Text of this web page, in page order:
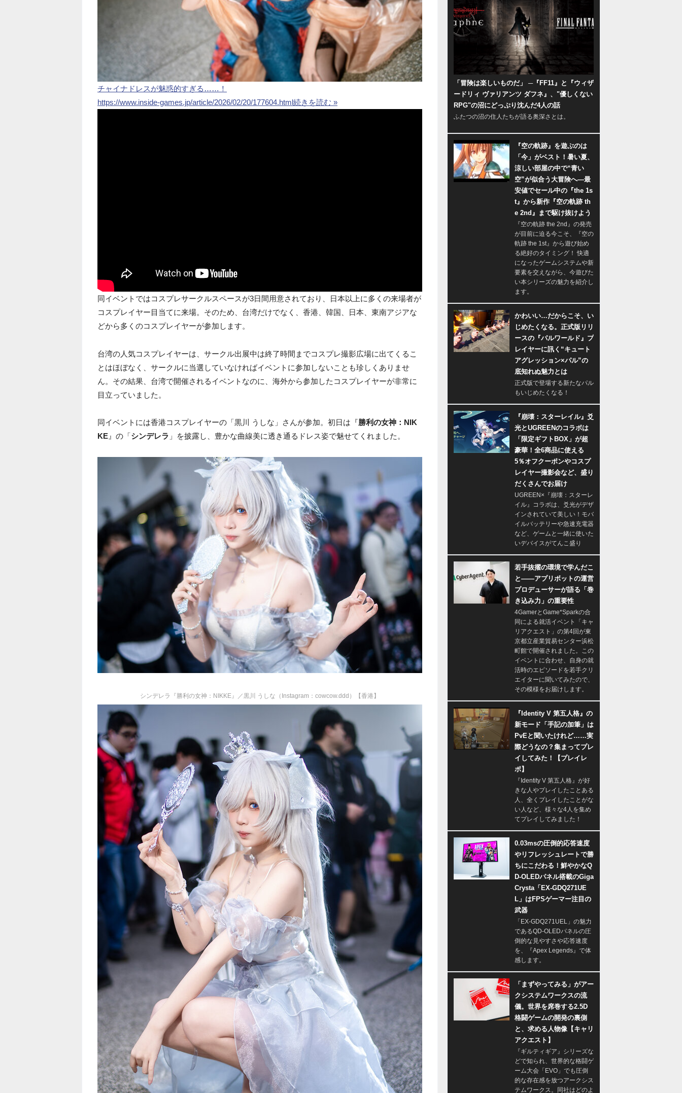
チャイナドレスが魅惑的すぎる……！
https://www.inside-games.jp/article/2026/02/20/177604.html続きを読む »
同イベントではコスプレサークルスペースが3日間用意されており、日本以上に多くの来場者が
コスプレイヤー目当てに来場。そのため、台湾だけでなく、香港、韓国、日本、東南アジアな
どから多くのコスプレイヤーが参加します。
台湾の人気コスプレイヤーは、サークル出展中は終了時間までコスプレ撮影広場に出てくるこ
とはほぼなく、サークルに当選していなければイベントに参加しないことも珍しくありませ
ん。その結果、台湾で開催されるイベントなのに、海外から参加したコスプレイヤーが非常に
目立っていました。
同イベントには香港コスプレイヤーの「黒川 うしな」さんが参加。初日は『勝利の女神：NIK
KE 』の「シンデレラ 」を披露し、豊かな曲線美に透き通るドレス姿で魅せてくれました。
シンデレラ『勝利の女神：NIKKE』／黒川 うしな（Instagram：cowcow.ddd）【香港】
「冒険は楽しいものだ」 ─『FF11』と『ウィザ
ードリィ ヴァリアンツ ダフネ』、"優しくない
RPG"の沼にどっぷり沈んだ4人の話
ふたつの沼の住人たちが語る奥深さとは。
『空の軌跡』を遊ぶのは
「今」がベスト！暑い夏、
涼しい部屋の中で“青い
空”が似合う大冒険へ―最
安値でセール中の『the 1s
t』から新作『空の軌跡 th
e 2nd』まで駆け抜けよう
『空の軌跡 the 2nd』の発売
が目前に迫る今こそ、『空の
軌跡 the 1st』から遊び始め
る絶好のタイミング！ 快適
になったゲームシステムや新
要素を交えながら、今遊びた
い本シリーズの魅力を紹介し
ます。
かわいい…だからこそ、い
じめたくなる。正式版リリ
ースの『パルワールド』プ
レイヤーに訊く“キュート
アグレッション×パル”の
底知れぬ魅力とは
正式版で登場する新たなパル
もいじめたくなる！
『崩壊：スターレイル』爻
光とUGREENのコラボは
「限定ギフトBOX」が超
豪華！全6商品に使える
5％オフクーポンやコスプ
レイヤー撮影会など、盛り
だくさんでお届け
UGREEN×『崩壊：スターレ
イル』コラボは、爻光がデザ
インされていて美しい！モバ
イルバッテリーや急速充電器
など、ゲームと一緒に使いた
いデバイスがてんこ盛り
若手抜擢の環境で学んだこ
と――アプリボットの運営
プロデューサーが語る「巻
き込み力」の重要性
4GamerとGame*Sparkの合
同による就活イベント「キャ
リアクエスト」の第4回が東
京都立産業貿易センター浜松
町館で開催されました。この
イベントに合わせ、自身の就
活時のエピソードを若手クリ
エイターに聞いてみたので、
その模様をお届けします。
『Identity V 第五人格』の
新モード「手記の加筆」は
PvEと聞いたけれど……実
際どうなの？集まってプレ
イしてみた！【プレイレ
ポ】
『Identity V 第五人格』が好
きな人やプレイしたことある
人、全くプレイしたことがな
い人など、様々な4人を集め
てプレイしてみました！
0.03msの圧倒的応答速度
やリフレッシュレートで勝
ちにこだわる！鮮やかなQ
D-OLEDパネル搭載のGiga
Crysta「EX-GDQ271UE
L」はFPSゲーマー注目の
武器
「EX-GDQ271UEL」の魅力
であるQD-OLEDパネルの圧
倒的な見やすさや応答速度
を、『Apex Legends』で体
感します。
「まずやってみる」がアー
クシステムワークスの流
儀。世界を席巻する2.5D
格闘ゲームの開発の裏側
と、求める人物像【キャリ
アクエスト】
『ギルティギア』シリーズな
どで知られ、世界的な格闘ゲ
ーム大会「EVO」でも圧倒
的な存在感を放つアークシス
テムワークス。同社はどのよ